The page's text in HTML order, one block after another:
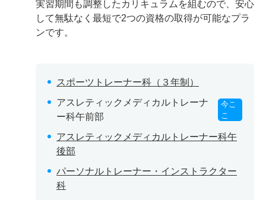
実習期間も調整したカリキュラムを組むので、安心
して無駄なく最短で2つの資格の取得が可能なプラ
ンです。
スポーツトレーナー科（３年制）
アスレティックメディカルトレーナ
ー科午前部
今こ
こ
アスレティックメディカルトレーナー科午
後部
パーソナルトレーナー・インストラクター
科